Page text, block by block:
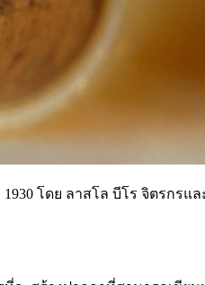
โดย ลาสโล บีโร จิตรกรแ